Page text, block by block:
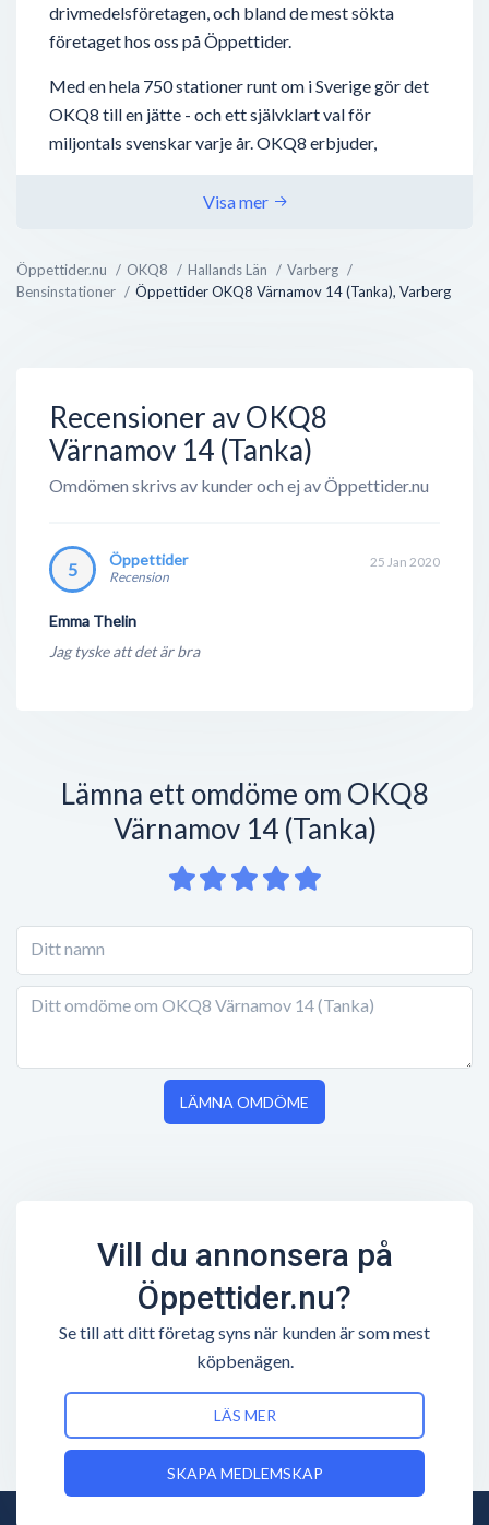
Öppettider.nu OKQ8 Hallands Län
Varberg
Bensinstationer
Öppettider OKQ8 Värnamov 14 (Tanka), Varberg
drivmedelsföretagen, och bland de mest sökta
företaget hos oss på Öppettider.
Med en hela 750 stationer runt om i Sverige gör det
OKQ8 till en jätte - och ett självklart val för
miljontals svenskar varje år. OKQ8 erbjuder,
förutom drivmedel så som bensin, diesel,
laddstationer för elbilar - även biltvätt, tvätta-själv
OKQ8 bedriver även direktförsäljning mot företag
gedigen erfarenhet inom ford...
Visa mer
Recensioner av OKQ8
Värnamov 14 (Tanka)
Omdömen skrivs av kunder och ej av Öppettider.nu
5 Öppettider
Recension
Emma Thelin
25 Jan 2020
Jag tyske att det är bra
Lämna ett omdöme om OKQ8
Värnamov 14 (Tanka)
LÄMNA OMDÖME
Vill du annonsera på
Öppettider.nu?
Se till att ditt företag syns när kunden är som mest
köpbenägen.
LÄS MER
SKAPA MEDLEMSKAP